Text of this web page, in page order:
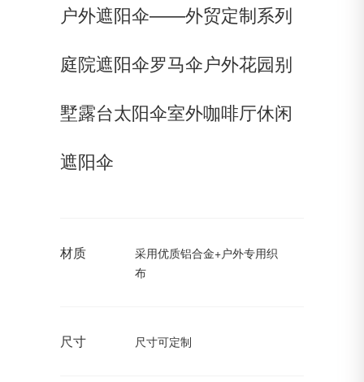
户外遮阳伞——外贸定制系列
庭院遮阳伞罗马伞户外花园别
墅露台太阳伞室外咖啡厅休闲
遮阳伞
材质
采用优质铝合金+户外专用织
布
尺寸 尺寸可定制